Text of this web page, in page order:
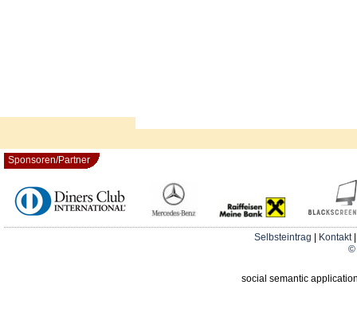
Sponsoren/Partner
Selbsteintrag Kontakt
©
social semantic